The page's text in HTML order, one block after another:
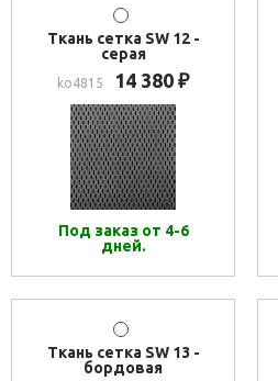
Ткань сетка SW 12 -
серая
ko4815 14 380 ₽
Под заказ от 4-6
дней.
Ткань сетка SW 13 -
бордовая